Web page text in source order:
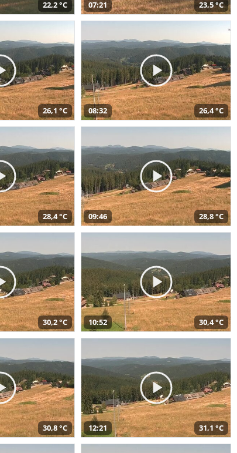
22,2 °C 07:21 23,5 °C
26,1 °C 08:32 26,4 °C
28,4 °C 09:46 28,8 °C
30,2 °C 10:52 30,4 °C
30,8 °C 12:21 31,1 °C